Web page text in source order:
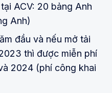
ACV: 20 bảng Anh
Anh)
đầu và nếu mở tải
thì được miễn phí
2024 (phí công khai